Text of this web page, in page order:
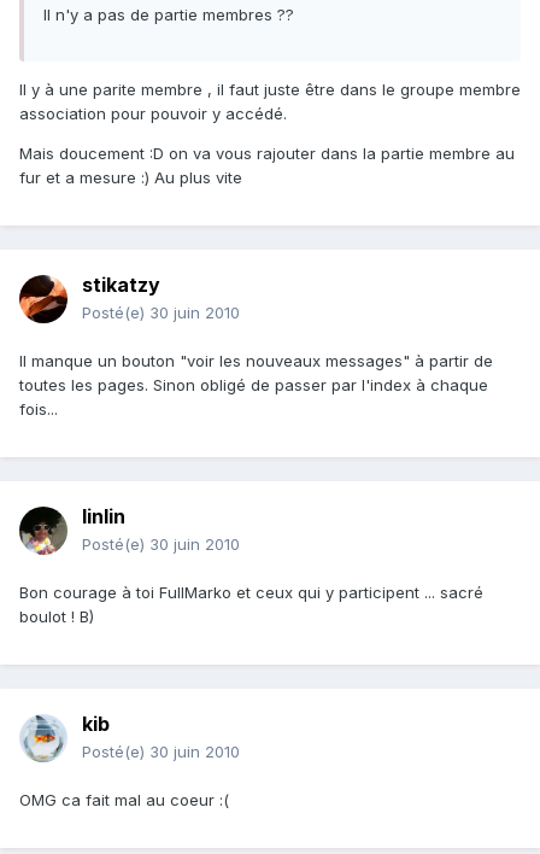
Il n'y a pas de partie membres ??
Il y à une parite membre , il faut juste être dans le groupe membre
association pour pouvoir y accédé.
Mais doucement :D on va vous rajouter dans la partie membre au
fur et a mesure :) Au plus vite
stikatzy
Posté(e) 30 juin 2010
Il manque un bouton "voir les nouveaux messages" à partir de
toutes les pages. Sinon obligé de passer par l'index à chaque
fois...
linlin
Posté(e) 30 juin 2010
Bon courage à toi FullMarko et ceux qui y participent ... sacré
boulot ! B)
kib
Posté(e) 30 juin 2010
OMG ca fait mal au coeur :(